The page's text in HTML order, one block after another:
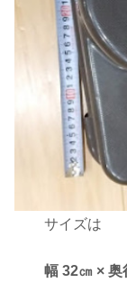
サイズは
幅 32㎝ × 奥